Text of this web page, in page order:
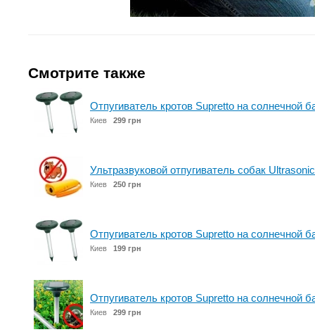
Смотрите также
Отпугиватель кротов Supretto на солнечной
Киев 299 грн
Ультразвуковой отпугиватель собак
Киев 250 грн
Отпугиватель кротов Supretto на солнечной
Киев 199 грн
Отпугиватель кротов Supretto на солнечной
Киев 299 грн